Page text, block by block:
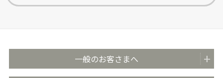
一般のお客さまへ